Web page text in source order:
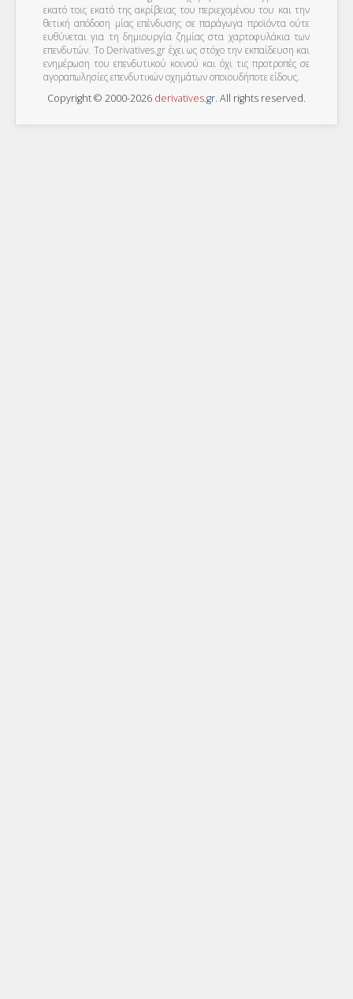
εκατό τοις εκατό της ακρίβειας του περιεχομένου του και την
θετική απόδοση μίας επένδυσης σε παράγωγα προϊόντα ούτε
ευθύνεται για τη δημιουργία ζημίας στα χαρτοφυλάκια των
επενδυτών. To Derivatives.gr έχει ως στόχο την εκπαίδευση και
ενημέρωση του επενδυτικού κοινού και όχι τις προτροπές σε
αγοραπωλησίες επενδυτικών οχημάτων οποιουδήποτε είδους.
Copyright © 2000-2026 derivatives.gr. All rights reserved.